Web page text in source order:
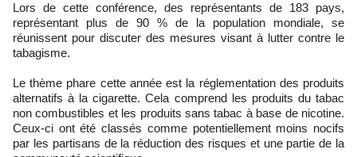
Lors de cette conférence, des représentants de 183 pays,
représentant plus de 90 % de la population mondiale, se
réunissent pour discuter des mesures visant à lutter contre le
tabagisme.
Le thème phare cette année est la réglementation des produits
alternatifs à la cigarette. Cela comprend les produits du tabac
non combustibles et les produits sans tabac à base de nicotine.
Ceux-ci ont été classés comme potentiellement moins nocifs
par les partisans de la réduction des risques et une partie de la